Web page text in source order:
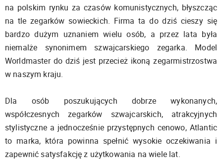
na polskim rynku za czasów komunistycznych, błyszcząc
na tle zegarków sowieckich. Firma ta do dziś cieszy się
bardzo dużym uznaniem wielu osób, a przez lata była
niemalże synonimem szwajcarskiego zegarka. Model
Worldmaster do dziś jest przecież ikoną zegarmistrzostwa
w naszym kraju.
Dla osób poszukujących dobrze wykonanych,
współczesnych zegarków szwajcarskich, atrakcyjnych
stylistyczne a jednocześnie przystępnych cenowo, Atlantic
to marka, która powinna spełnić wysokie oczekiwania i
zapewnić satysfakcję z użytkowania na wiele lat.